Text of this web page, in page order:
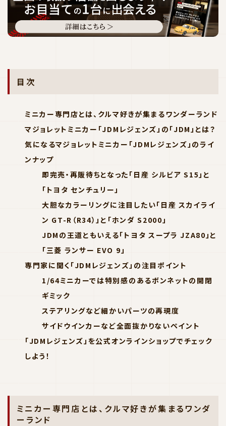
目次
ミニカー専門店とは、クルマ好きが集まるワンダーランド
マジョレットミニカー「JDMレジェンズ」の「JDM」とは？
気になるマジョレットミニカー「JDMレジェンズ」のライ
ンナップ
即完売・再販待ちとなった「日産 シルビア S15」と
「トヨタ センチュリー」
大胆なカラーリングに注目したい「日産 スカイライ
ン GT-R（R34）」と「ホンダ S2000」
JDMの王道ともいえる「トヨタ スープラ JZA80」と
「三菱 ランサー EVO 9」
専門家に聞く「JDMレジェンズ」の注目ポイント
1/64ミニカーでは特別感のあるボンネットの開閉
ギミック
ステアリングなど細かいパーツの再現度
サイドウインカーなど全面抜かりないペイント
「JDMレジェンズ」を公式オンラインショップでチェック
しよう！
ミニカー専門店とは、クルマ好きが集まるワンダ
ーランド